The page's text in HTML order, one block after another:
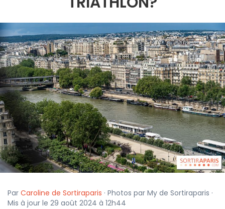
Par Caroline de Sortiraparis · Photos par My de Sortiraparis ·
Mis à jour le 29 août 2024 à 12h44